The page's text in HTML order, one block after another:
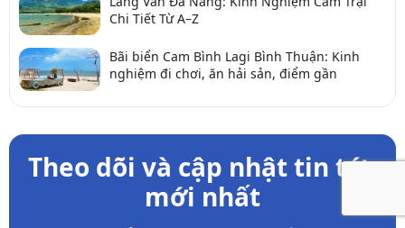
Chi Tiết Từ A–Z
Bãi biển Cam Bình Lagi Bình Thuận: Kinh
nghiệm đi chơi, ăn hải sản, điểm gần
Theo dõi và cập nhật tin tức
mới nhất